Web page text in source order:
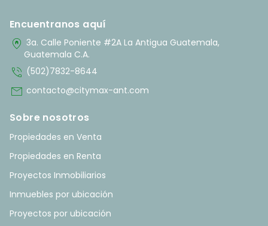
Encuentranos aquí
home_pin 3a. Calle Poniente #2A La Antigua Guatemala,
Guatemala C.A.
phone_in_talk (502)7832-8644
mail contacto@citymax-ant.com
Sobre nosotros
Propiedades en Venta
Propiedades en Renta
Proyectos Inmobiliarios
Inmuebles por ubicación
Proyectos por ubicación